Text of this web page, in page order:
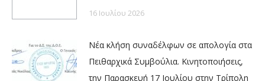
16 Ιουλίου 2026
Νέα κλήση συναδέλφων σε απολογία στα
Πειθαρχικά Συμβούλια. Κινητοποιήσεις,
την Παρασκευή 17 Ιουλίου στην Τρίπολη